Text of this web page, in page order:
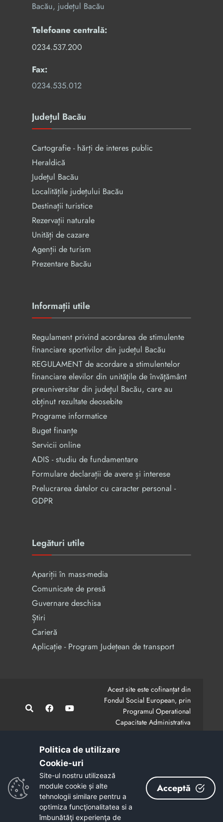
Bacău, județul Bacău
Telefoane centrală:
0234.537.200
Fax:
0234.535.012
Județul Bacău
Cartografie - hărți de interes public
Heraldică
Județul Bacău
Localitățile județului Bacău
Destinații turistice
Rezervaţii naturale
Unități de cazare
Agenții de turism
Prezentare Bacău
Informații utile
Regulament privind acordarea de stimulente
financiare sportivilor din județul Bacău
REGULAMENT de acordare a stimulentelor
financiare elevilor din unităţile de învăţământ
preuniversitar din judeţul Bacău, care au
obținut rezultate deosebite
Programe informatice
Buget finanțe
Servicii online
ADIS - studiu de fundamentare
Formulare declarații de avere și interese
Prelucrarea datelor cu caracter personal -
GDPR
Legături utile
Apariții în mass-media
Comunicate de presă
Guvernare deschisa
Știri
Carieră
Aplicație - Program Județean de transport
Acest site este cofinanțat din
Fondul Social European, prin
Programul Operational
Capacitate Administrativa
CodMySmis/Sipoca: 128880/652;
Conținutul acestui site web nu reprezintă în mod
obligatoriu poziția oficială a Uniunii Europene.
Întreaga responsabilitate asupra corectitudinii și
coerenței informațiilor prezentate revine inițiatorilor site-
Politica de utilizare
Cookie-uri‎
Site-ul nostru utilizează
module cookie și alte
tehnologii similare pentru a
optimiza funcţionalitatea si a
îmbunătăţi experienţa de
Acceptă